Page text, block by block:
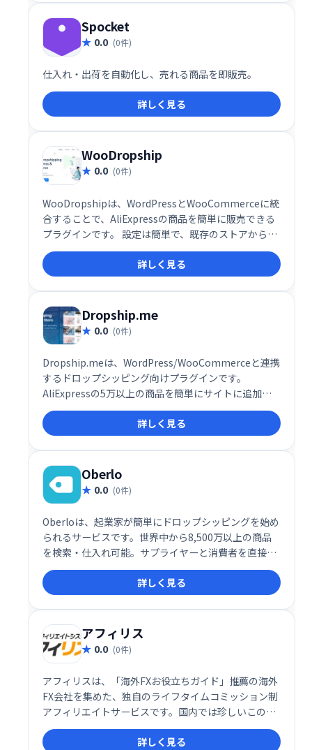
Spocket
0.0 (0件)
仕入れ・出荷を自動化し、売れる商品を即販売。
詳しく見る
WooDropship
0.0 (0件)
WooDropshipは、WordPressとWooCommerceに統
合することで、AliExpressの商品を簡単に販売できる
プラグインです。 設定は簡単で、既存のストアから直
接商品の販売を開始できます。AliExpressの商品をあ
なたのオンラインストアで手軽に販売したい方におす
すめです。
詳しく見る
Dropship.me
0.0 (0件)
Dropship.meは、WordPress/WooCommerceと連携
するドロップシッピング向けプラグインです。
AliExpressの5万以上の商品を簡単にサイトに追加
し、販売開始できます。Oberloに代わる人気の選択肢
として、手間なくドロップシッピングビジネスを始め
られます。
詳しく見る
Oberlo
0.0 (0件)
Oberloは、起業家が簡単にドロップシッピングを始め
られるサービスです。世界中から8,500万以上の商品
を検索・仕入れ可能。サプライヤーと消費者を直接繋
ぎ、在庫管理の手間なく、オンライン販売をスタート
できます。参入障壁が低く、手軽にビジネスを始めた
い方におすすめです。
詳しく見る
アフィリス
0.0 (0件)
アフィリスは、「海外FXお役立ちガイド」推薦の海外
FX会社を集めた、独自のライフタイムコミッション制
アフィリエイトサービスです。国内では珍しいこのシ
ステムにより、長期的な収益獲得を目指せます。
詳しく見る